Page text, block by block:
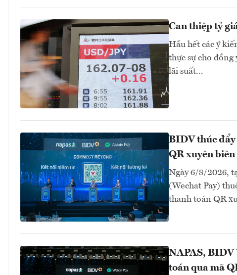
Can thiệp tỷ
Hầu hết các ý
thực sự cho
lãi suất...
BIDV thúc đẩy
QR xuyên
Ngày 6/8/2026,
(Wechat Pay)
thanh toán QR
NAPAS, BIDV
toán qua mã